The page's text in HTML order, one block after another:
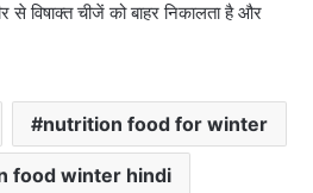
से विषाक्त चीजें को बाहर निकालता है और
nutrition food for winter
food winter hindi